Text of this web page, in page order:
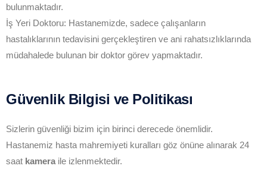
bulunmaktadır.
İş Yeri Doktoru: Hastanemizde, sadece çalışanların
hastalıklarının tedavisini gerçekleştiren ve ani rahatsızlıklarında
müdahalede bulunan bir doktor görev yapmaktadır.
Güvenlik Bilgisi ve Politikası
Sizlerin güvenliği bizim için birinci derecede önemlidir.
Hastanemiz hasta mahremiyeti kuralları göz önüne alınarak 24
saat kamera ile izlenmektedir.